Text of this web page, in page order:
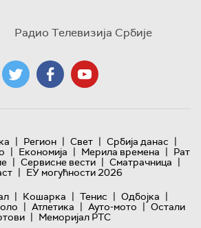
Радио Телевизија Србије
| Регион | Свет | Србија данас |
| Економија | Мерила времена | Рат
| Сервисне вести | Сматрачница |
| ЕУ могућности 2026
| Кошарка | Тенис | Одбојка |
| Атлетика | Ауто-мото | Остали
| Меморијал РТС